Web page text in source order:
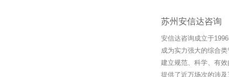
苏州安信达咨询
安信达咨询成立于
成为实力强大的综合
建立规范、科学、有
提供了近万场次的涉